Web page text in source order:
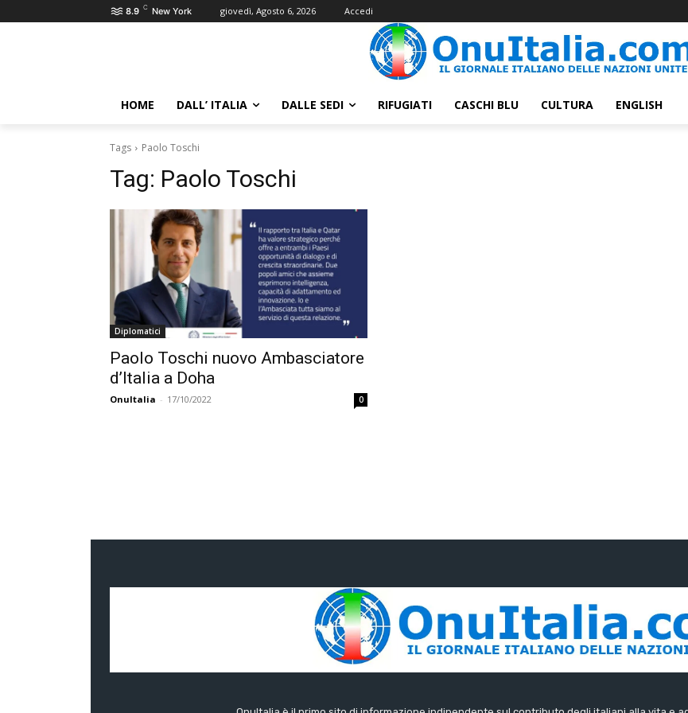
8.9 C New York giovedì, Agosto 6, 2026 Accedi
HOME DALL’ ITALIA DALLE SEDI RIFUGIATI CASCHI BLU CULTURA ENGLISH
Tags Paolo Toschi
Tag: Paolo Toschi
Diplomatici
Paolo Toschi nuovo Ambasciatore
d’Italia a Doha
OnuItalia - 17/10/2022 0